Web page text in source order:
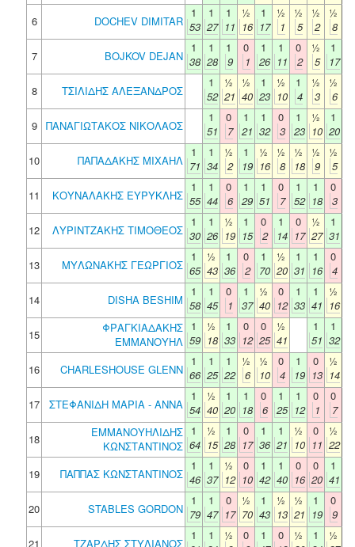
6
DOCHEV DIMITAR
1
53
1
27
1
11
½
16
1
17
½
1
½
5
½
2
½
8
7
BOJKOV DEJAN
1
38
1
28
1
9
0
1
1
26
1
11
0
2
½
5
1
17
8
ΤΣΙΛΙΔΗΣ ΑΛΕΞΑΝΔΡΟΣ
1
52
½
21
½
40
1
23
½
10
1
4
½
3
½
6
9
ΠΑΝΑΓΙΩΤΑΚΟΣ ΝΙΚΟΛΑΟΣ
1
51
0
7
1
21
1
32
0
3
1
23
½
10
1
20
10
ΠΑΠΑΔΑΚΗΣ ΜΙΧΑΗΛ
1
71
1
34
½
2
1
19
½
16
½
8
½
18
½
9
½
5
11
ΚΟΥΝΑΛΑΚΗΣ ΕΥΡΥΚΛΗΣ
1
55
1
44
0
6
1
29
1
51
0
7
1
52
1
18
0
3
12
ΛΥΡΙΝΤΖΑΚΗΣ ΤΙΜΟΘΕΟΣ
1
30
1
26
½
19
1
15
0
2
1
14
0
17
½
27
1
31
13
ΜΥΛΩΝΑΚΗΣ ΓΕΩΡΓΙΟΣ
1
65
½
43
1
36
0
2
1
70
½
20
1
31
1
16
0
4
14
DISHA BESHIM
1
58
1
45
0
1
1
37
½
40
0
12
1
33
1
41
½
16
15
ΦΡΑΓΚΙΑΔΑΚΗΣ
ΕΜΜΑΝΟΥΗΛ
1
59
½
18
1
33
0
12
0
25
½
41
1
51
1
32
16
CHARLESHOUSE GLENN
1
66
1
25
1
22
½
6
½
10
0
4
1
19
0
13
½
14
17
ΣΤΕΦΑΝΙΔΗ ΜΑΡΙΑ - ΑΝΝΑ
1
54
½
40
1
20
1
18
0
6
1
25
1
12
0
1
0
7
18
ΕΜΜΑΝΟΥΗΛΙΔΗΣ
ΚΩΝΣΤΑΝΤΙΝΟΣ
1
64
½
15
1
28
0
17
1
36
1
21
½
10
0
11
½
22
19
ΠΑΠΠΑΣ ΚΩΝΣΤΑΝΤΙΝΟΣ
1
46
1
37
½
12
0
10
1
42
1
40
0
16
0
20
1
41
20
STABLES GORDON
1
79
1
47
0
17
½
70
1
43
½
13
½
21
1
19
0
9
21
ΤΖΑΡΔΗΣ ΣΤΥΛΙΑΝΟΣ
1
1
½
0
1
0
½
1
½